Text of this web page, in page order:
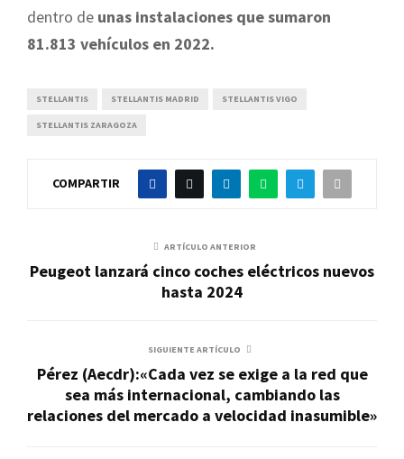
dentro de unas instalaciones que sumaron
81.813 vehículos en 2022.
STELLANTIS STELLANTIS MADRID STELLANTIS VIGO
STELLANTIS ZARAGOZA
COMPARTIR
ARTÍCULO ANTERIOR
Peugeot lanzará cinco coches eléctricos nuevos
hasta 2024
SIGUIENTE ARTÍCULO
Pérez (Aecdr):«Cada vez se exige a la red que
sea más internacional, cambiando las
relaciones del mercado a velocidad inasumible»